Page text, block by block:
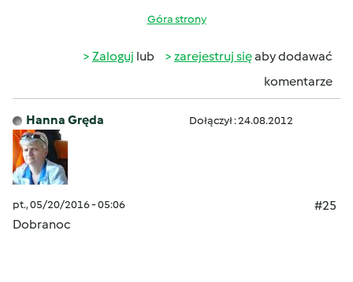
Góra strony
Zaloguj lub zarejestruj sięaby dodawać
komentarze
Hanna Gręda Dołączył : 24.08.2012
pt., 05/20/2016 - 05:06
#25
Dobranoc